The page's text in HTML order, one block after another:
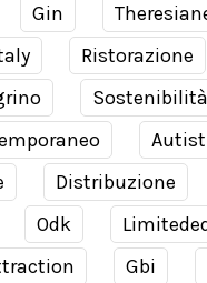
Gin
Ristorazione
Sostenibilità
Distribuzione
Odk
Gbi